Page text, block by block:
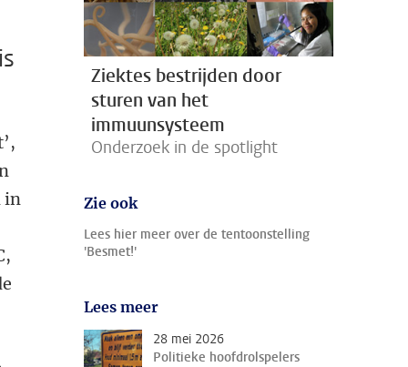
in
Ziektes bestrijden door
sturen van het
immuunsysteem
Onderzoek in de spotlight
Zie ook
Lees hier meer over de tentoonstelling
'Besmet!'
Lees meer
28 mei 2026
Politieke hoofdrolspelers